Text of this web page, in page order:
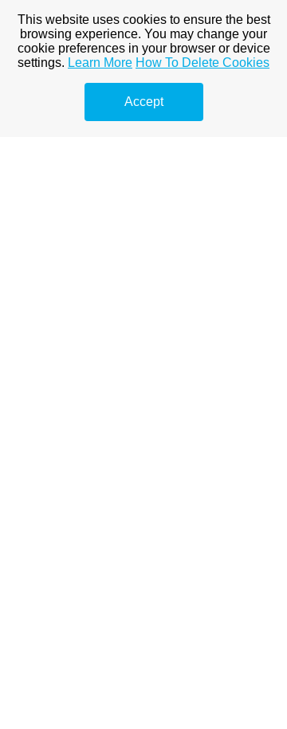
[Kérj ingyenes ajánlatot most!] | [Tekintsd meg
referencia munkáinkat!]
View full site
This website uses cookies to ensure the best
browsing experience. You may change your
cookie preferences in your browser or device
settings. Learn More How To Delete Cookies
Accept